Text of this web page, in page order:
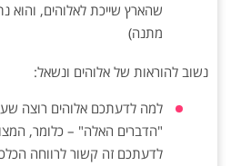
שהארץ שייכת לאלוהים, והוא
מתנה)
נשוב להוראות של אלוהים ונשאל:
למה לדעתכם אלוהים רוצה
"הדברים האלה" – כלומר,
לדעתכם זה קשור לרווחה